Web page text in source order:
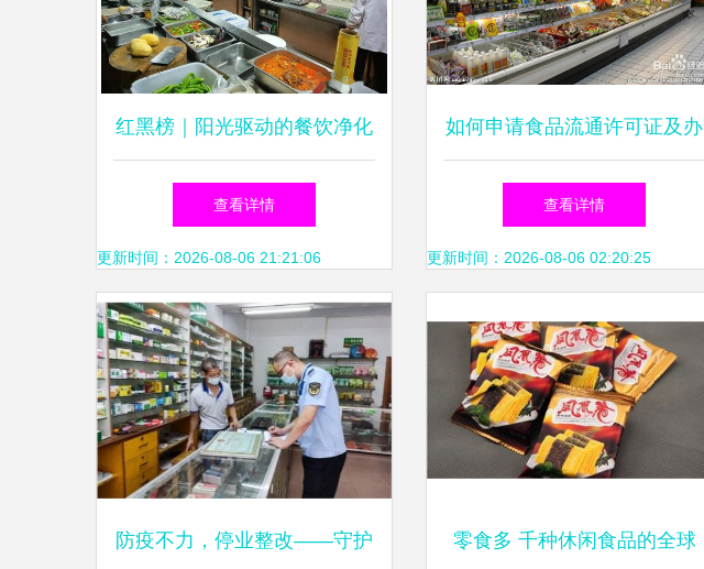
红黑榜｜阳光驱动的餐饮净化
之行——当违规经营无所遁形
查看详情
更新时间：2026-08-06 21:21:06
如何申请食品流通许可证及办
理食品经营许可证完整指南
查看详情
更新时间：2026-08-06 02:20:25
防疫不力，停业整改——守护 零食多 千种休闲食品的全球